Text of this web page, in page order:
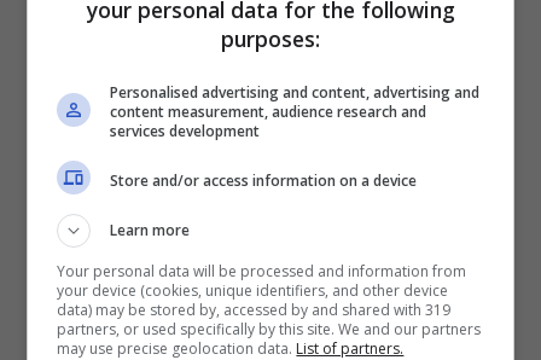
spettacolare 🤣🤣🤣🤣
https://t.co/Tqm2Jrlj4Y
your personal data for the following
purposes:
Personalised advertising and content, advertising and
content measurement, audience research and
services development
Store and/or access information on a device
Learn more
Your personal data will be processed and information from
your device (cookies, unique identifiers, and other device
data) may be stored by, accessed by and shared with 319
partners, or used specifically by this site. We and our partners
may use precise geolocation data. List of partners.